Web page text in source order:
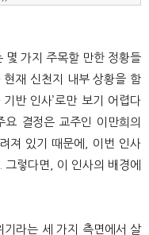
몇 가지 주목할 만한 정황들
재 신천지 내부 상황을 함
반 인사’로만 보기 어렵다
결정은 교주인 이만희의
져 있기 때문에, 이번 인사
렇다면, 이 인사의 배경에
라는 세 가지 측면에서 살